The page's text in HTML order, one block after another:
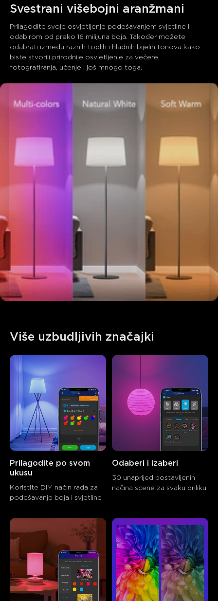
Svestrani višebojni aranžmani
Prilagodite svoje osvjetljenje podešavanjem svjetline i
odabirom od preko 16 milijuna boja. Također možete
odabrati između raznih toplih i hladnih bijelih tonova kako
biste stvorili prirodnije osvjetljenje za večere,
fotografiranja, učenje i još mnogo toga.
Više uzbudljivih značajki
Prilagodite po svom
ukusu
Koristite DIY način rada za
podešavanje boja i svjetline
Odaberi i izaberi
30 unaprijed postavljenih
načina scene za svaku priliku